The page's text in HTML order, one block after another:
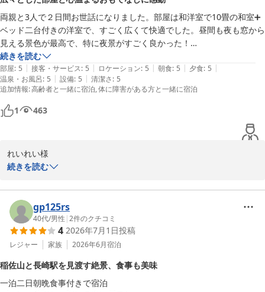
2026-08-07
両親と3人で２日間お世話になりました。部屋は和洋室で10畳の和室➕
ベッド二台付きの洋室で、すごく広くて快適でした。昼間も夜も窓から
見える景色が最高で、特に夜景がすごく良かった！
夕食の時間を遅い時間にしたおかげで、お風呂も貸切状態でゆっくり入
れました。
夕食は、二日間ともジャンルの違う料理だったので、それぞれの料理の
美味しさを堪能することができました。特にあごだしの効いた料理は最
高でした。
スープがあまりにも美味しくて、飲み干すほどでした。
また、朝食はバイキングだった為、足の悪い母の代わりに私が料理を取
っていると、男性従業員の方が厨房の奥からお盆を置きながら料理が取
れるカートを持ってきてくれました。
母もカートさえあれば、自分の食べたい料理を取ることが出来たので、
日本の方ではなく、若い従業員の方でしたが、その気遣いにとても心が
温かくなりました。
しかも、三日間お世話になった後、チェックインをして車に乗り込むと
従業員の方たちが玄関先から私たちをお見送りしてくれました。
最近はめったにこういう光景は目にすることがなかったので、こちらの
ホテルのおもてなしに心が暖かくなりました。
国籍は関係なく、人としての気遣いに癒されました。
続きを読む
部屋: 5 | 接客・サービス: 5 | ロケーション: 5 | 朝食: 5 | 夕食: 5 |
温泉・お風呂: 5 | 設備: 5 | 清潔さ: 5
追加情報:高齢者と一緒に宿泊 体に障害がある方と一緒に宿泊
1 463
れいれい様
がとうございました。また、温かいお言葉をいただき、大変嬉しく
思っております。
お部屋や景色、そしてお食事にご満足いただけたとのこと、私たち
にとって大変励みになります。特に、夕食のメニューや朝食のバイ
キングに関するお褒めのお言葉は、厨房スタッフにも伝えさせてい
一環として大変嬉しく思っております。お見送りの際の心温まる瞬
間も、ゲストの皆様に特別な思い出を提供できたことを喜ばしく思
続きを読む
gp125rs
40代/男性 |2件のクチコミ
4 2026年7月1日投稿
レジャー 家族 2026年6月宿泊
稲佐山と長崎駅を見渡す絶景、食事も美味
一泊二日朝晩食事付きで宿泊